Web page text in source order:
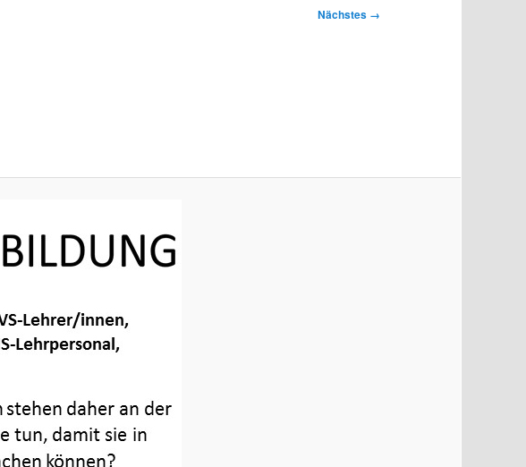
Nächstes →